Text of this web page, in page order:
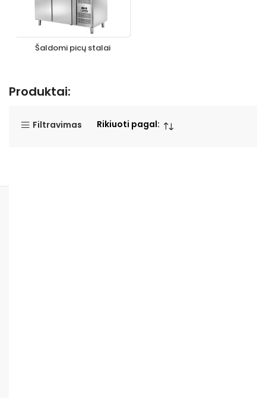
Šaldomi picų stalai
Produktai:
Filtravimas Rikiuoti pagal: